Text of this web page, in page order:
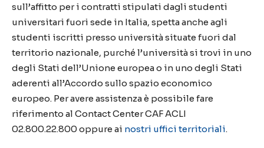
sull’affitto per i contratti stipulati dagli studenti
universitari fuori sede in Italia, spetta anche agli
studenti iscritti presso università situate fuori dal
territorio nazionale, purché l’università si trovi in uno
degli Stati dell’Unione europea o in uno degli Stati
aderenti all’Accordo sullo spazio economico
europeo. Per avere assistenza è possibile fare
riferimento al Contact Center CAF ACLI
02.800.22.800 oppure ai nostri uffici territoriali.